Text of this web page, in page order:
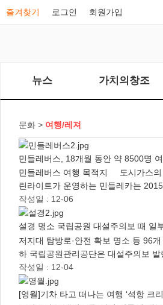
즐겨찾기 로그인 회원가입
뉴스 가치의창조
문화 > 여행/레져
민들레버스, 18개월 동안 약 8500명
민들레버스 여행 목적지 도시가스의
린라이트가 운영하는 민들레카는
작성일 : 12-06
설경 명소 국립공원 대설주의보 때 일
저지대 탐방로·안전 확보 명소 등 96
하 국립공원관리공단은 대설주의보
작성일 : 12-04
[영월]기차 타고 떠나는 여행 ‘석항 크